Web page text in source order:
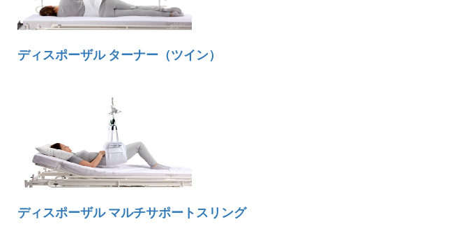
ディスポーザル ターナー（ツイン）
ディスポーザル マルチサポートスリング